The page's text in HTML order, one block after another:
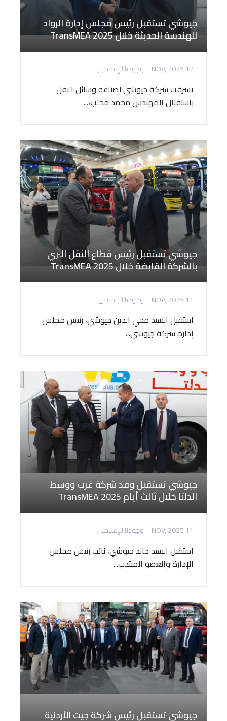
جيوشي تستقبل رئيس مجلس إدارة الرواد
للهندسة الحديثة خلال TransMEA 2025
12 NOV, 2025 وجودنا الإعلامي
تشرفت شركة جيوشي لصناعة وسائل النقل
باستقبال المهندس محمد محلب،...
جيوشي تستقبل رئيس قطاع النقل البري
بالشركة القابضة خلال TransMEA 2025
11 NOV, 2025 وجودنا الإعلامي
استقبل السيد محي الدين جيوشي، رئيس مجلس
إدارة شركة جيوشي...
جيوشي تستقبل وفد شركة غرب ووسط
الدلتا خلال ثالث أيام TransMEA 2025
11 NOV, 2025 وجودنا الإعلامي
استقبل السيد خالد جيوشي، نائب رئيس مجلس
الإدارة والعضو المنتدب...
جيوشي تستقبل رئيس شركة جيت الأردنية